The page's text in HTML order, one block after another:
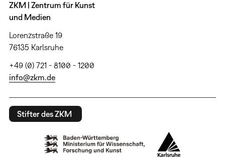
ZKM | Zentrum für Kunst
und Medien
Lorenzstraße 19
76135 Karlsruhe
+49 (0) 721 - 8100 - 1200
info@zkm.de
Stifter des ZKM